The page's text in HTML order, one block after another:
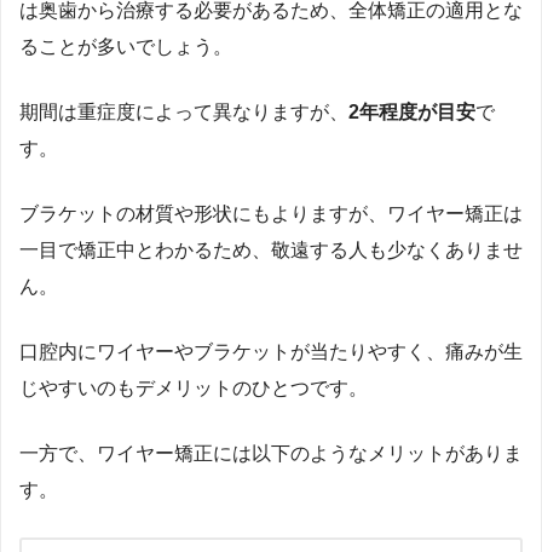
は奥歯から治療する必要があるため、全体矯正の適用とな
ることが多いでしょう。
期間は重症度によって異なりますが、 2年程度が目安で
す。
ブラケットの材質や形状にもよりますが、ワイヤー矯正は
一目で矯正中とわかるため、敬遠する人も少なくありませ
ん。
口腔内にワイヤーやブラケットが当たりやすく、痛みが生
じやすいのもデメリットのひとつです。
一方で、ワイヤー矯正には以下のようなメリットがありま
す。